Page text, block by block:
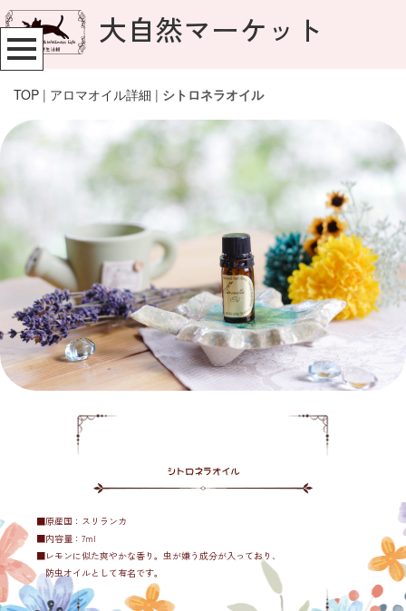
大自然マーケット
TOP | アロマオイル詳細 | シトロネラオイル
シトロネラオイル
■原産国：スリランカ
■内容量：7ml
■レモンに似た爽やかな香り。虫が嫌う成分が入っており、
防虫オイルとして有名です。